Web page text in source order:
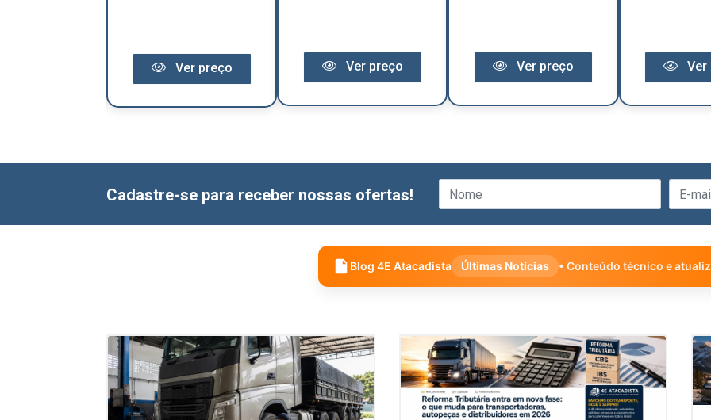
Ver preço Ver preço Ver preço Ver
Cadastre-se para receber nossas ofertas!
Blog 4E Atacadista Últimas Notícias • Conteúdo técnico e